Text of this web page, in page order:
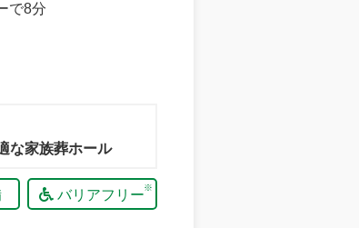
で8分
な家族葬ホール
バリアフリー